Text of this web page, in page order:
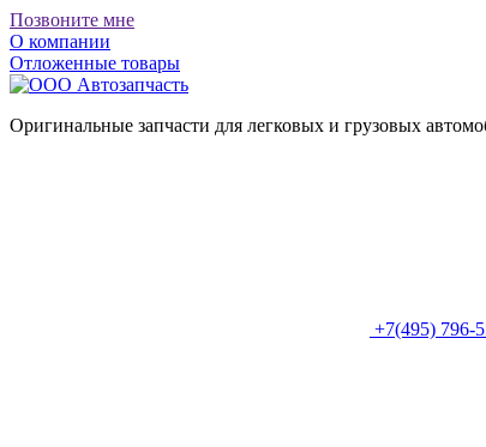
Позвоните мне
О компании
Отложенные товары
Оригинальные запчасти для легковых и грузовых
+7(495) 796-